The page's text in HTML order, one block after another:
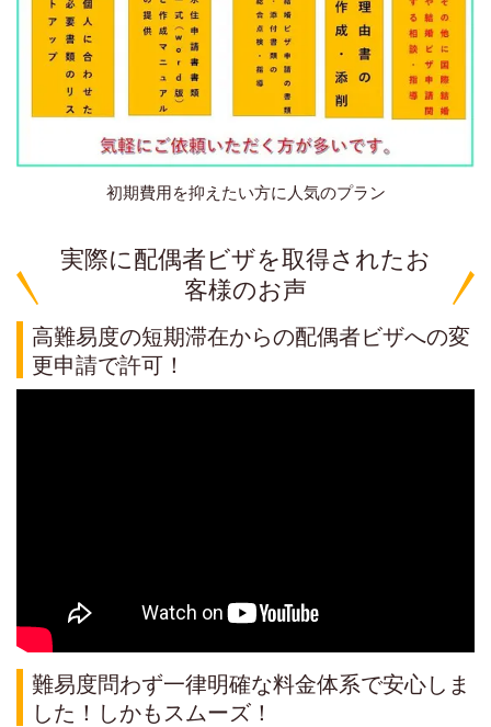
初期費用を抑えたい方に人気のプラン
実際に配偶者ビザを取得されたお
客様のお声
高難易度の短期滞在からの配偶者ビザへの変
更申請で許可！
難易度問わず一律明確な料金体系で安心しま
した！しかもスムーズ！